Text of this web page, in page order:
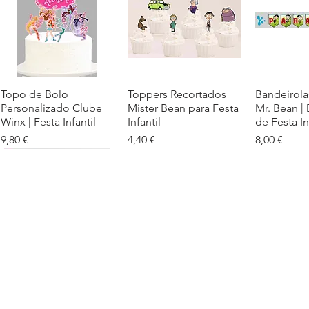
Visualização rápida
Topo de Bolo
Personalizado Clube
Winx | Festa Infantil
Preço
9,80 €
Visualização rápida
Toppers Recortados
Mister Bean para Festa
Infantil
Preço
4,40 €
Mr. Bean |
de Festa
Preço
8,00 €